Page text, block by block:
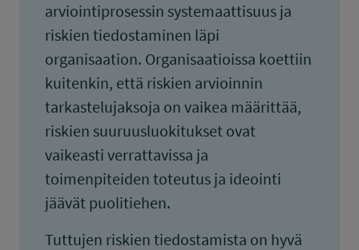
arviointiprosessin systemaattisuus ja
riskien tiedostaminen läpi
organisaation. Organisaatioissa koettiin
kuitenkin, että riskien arvioinnin
tarkastelujaksoja on vaikea määrittää,
riskien suuruusluokitukset ovat
vaikeasti verrattavissa ja
toimenpiteiden toteutus ja ideointi
jäävät puolitiehen.
Tuttujen riskien tiedostamista on hyvä